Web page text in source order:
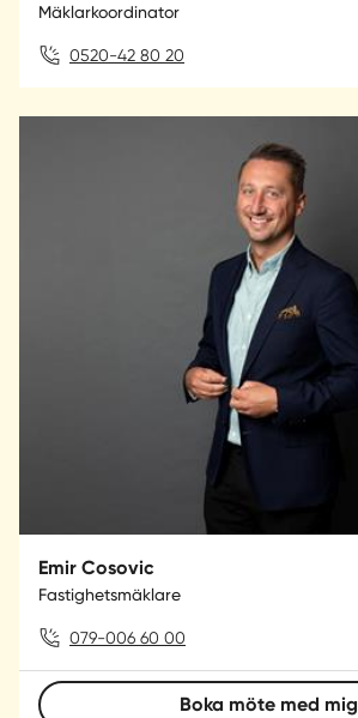
Mäklarkoordinator
0520-42 80 20
Emir Cosovic
Fastighetsmäklare
079-006 60 00
Boka möte med mig